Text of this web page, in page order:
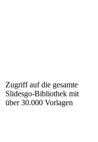
Zugriff auf die gesamte
Slidesgo-Bibliothek mit
über 30.000 Vorlagen